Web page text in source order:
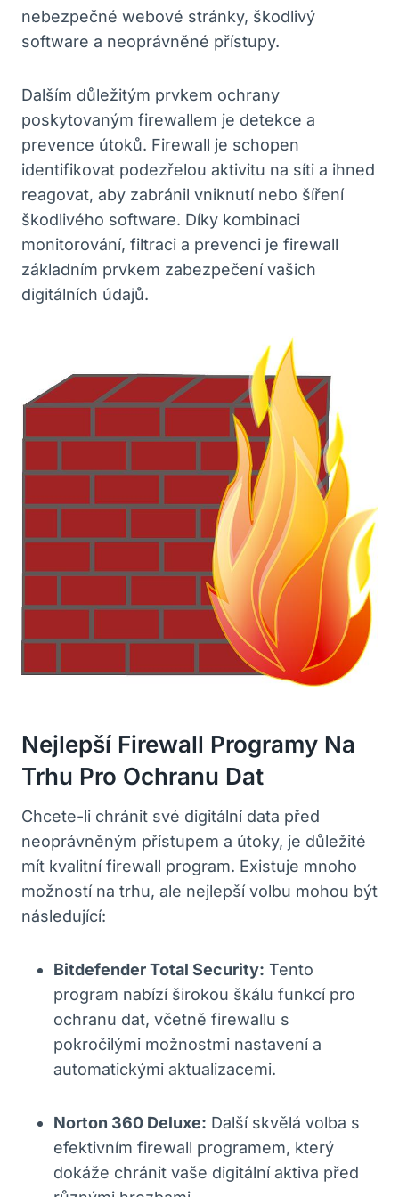
nebezpečné webové stránky, škodlivý
software a neoprávněné přístupy.
Dalším důležitým prvkem ochrany
poskytovaným firewallem je detekce a
prevence útoků. Firewall je schopen
identifikovat podezřelou aktivitu na síti a ihned
reagovat, aby zabránil vniknutí nebo šíření
škodlivého software. Díky kombinaci
monitorování, filtraci a prevenci je firewall
základním prvkem zabezpečení vašich
digitálních údajů.
Nejlepší Firewall Programy Na
Trhu Pro Ochranu Dat
Chcete-li chránit své digitální data před
neoprávněným přístupem a útoky, je důležité
mít kvalitní firewall program. Existuje mnoho
možností na trhu, ale nejlepší volbu mohou být
následující:
Bitdefender Total Security: Tento
program nabízí širokou škálu funkcí pro
ochranu dat, včetně firewallu s
pokročilými možnostmi nastavení a
automatickými aktualizacemi.
Norton 360 Deluxe: Další skvělá volba s
efektivním firewall programem, který
dokáže chránit vaše digitální aktiva před